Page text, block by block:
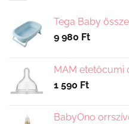
változatok
a
választhatók
Tega Baby
9 980 Ft
MAM etetőcumi
1 590 Ft
BabyOno